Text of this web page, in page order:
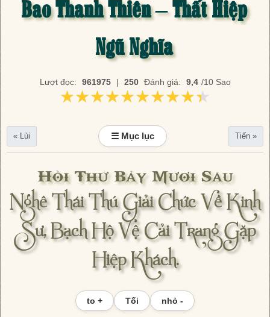
Bao Thanh Thiên – Thất Hiệp
Ngũ Nghĩa
Lượt đọc: 961975 | 250 Đánh giá: 9,4 /10 Sao
★★★★★★★★★★
★★★★★★★★★★
« Lùi ☰ Mục lục Tiến »
Hồi Thứ Bảy Mươi Sáu
Nghê Thái Thú Giải Chức Về Kinh
Sư, Bạch Hộ Vệ Cải Trang Gặp
Hiệp Khách.
to + Tối nhỏ -